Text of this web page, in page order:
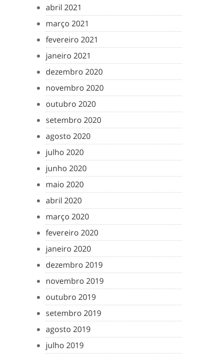
abril 2021
março 2021
fevereiro 2021
janeiro 2021
dezembro 2020
novembro 2020
outubro 2020
setembro 2020
agosto 2020
julho 2020
junho 2020
maio 2020
abril 2020
março 2020
fevereiro 2020
janeiro 2020
dezembro 2019
novembro 2019
outubro 2019
setembro 2019
agosto 2019
julho 2019